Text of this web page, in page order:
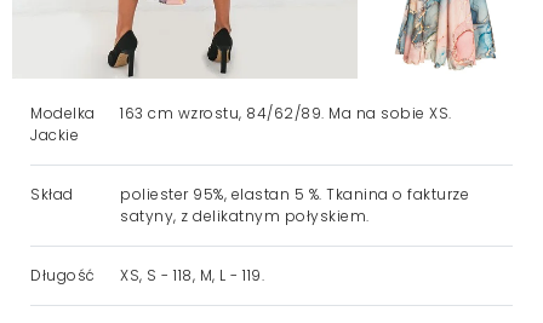
Modelka
Jackie
163 cm wzrostu, 84/62/89. Ma na sobie XS.
Skład
poliester 95%, elastan 5 %. Tkanina o fakturze
satyny, z delikatnym połyskiem.
Długość XS, S - 118, M, L - 119.